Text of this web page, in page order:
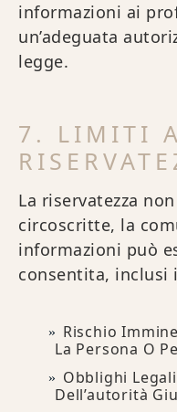
informazioni ai
un’adeguata
legge.
7. LIMITI
La riservatezza
circoscritte, la
informazioni può
consentita, inclusi
Rischio
La Persona O
Obblighi
Dell’autorità